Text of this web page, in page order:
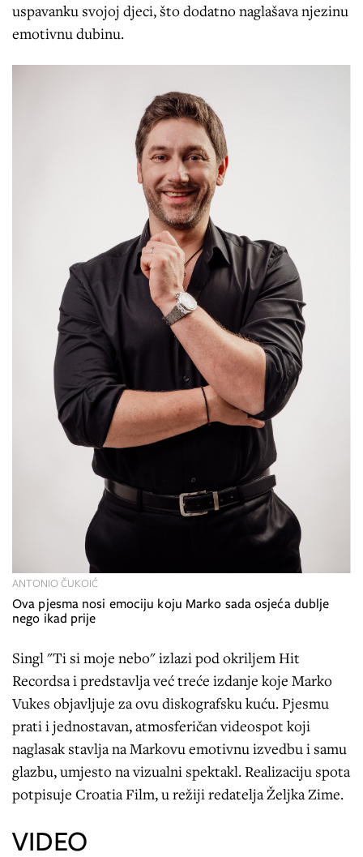
uspavanku svojoj djeci, što dodatno naglašava njezinu
emotivnu dubinu.
Ova pjesma nosi emociju koju Marko sada osjeća dublje
nego ikad prije
ANTONIO ČUKOIĆ
Singl "Ti si moje nebo" izlazi pod okriljem Hit
Recordsa i predstavlja već treće izdanje koje Marko
Vukes objavljuje za ovu diskografsku kuću. Pjesmu
prati i jednostavan, atmosferičan videospot koji
naglasak stavlja na Markovu emotivnu izvedbu i samu
glazbu, umjesto na vizualni spektakl. Realizaciju spota
potpisuje Croatia Film, u režiji redatelja Željka Zime.
VIDEO